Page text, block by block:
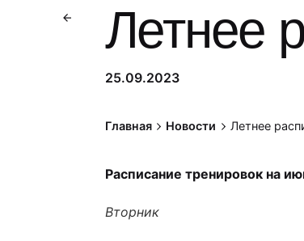
Летнее
25.09.2023
Главная Новости Летнее
Расписание тренировок на
Вторник